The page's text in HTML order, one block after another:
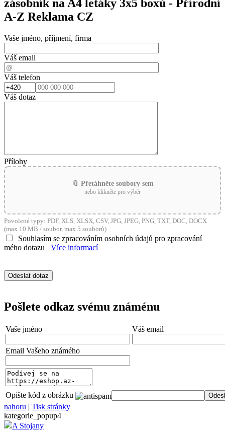
zásobník na A4 letáky 3x5 boxů - Přírodní
A-Z Reklama CZ
Vaše jméno, příjmení, firma
Váš email
Váš telefon
Váš dotaz
Přílohy
📎 Přetáhněte soubory sem
nebo klikněte pro výběr
Povolené typy: PDF, XLS, XLSX, CSV, JPG, JPEG, PNG, TXT, DOC, DOCX
(max 10 MB / soubor, max 5 souborů)
Souhlasím se zpracováním osobních údajů pro zpracování
mého dotazu
Více informací
Pošlete odkaz svému známénu
Vaše jméno Váš email
Email Vašeho známého
Opište kód z obrázku
nahoru | Tisk stránky
kategorie_popup4
A Stojany